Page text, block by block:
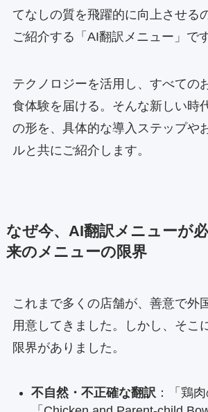
てなしの質を飛躍的に向上させる
ご紹介する「AI翻訳メニュー」です
テクノロジーを活用し、すべての
食体験を届ける。そんな新しい時
の形を、具体的な導入ステップや
ルと共にご紹介します。
なぜ今、AI翻訳メニューが
来のメニューの限界
これまで多くの店舗が、善意で外
用意してきました。しかし、そこ
限界がありました。
不自然・不正確な翻訳 ：「鶏